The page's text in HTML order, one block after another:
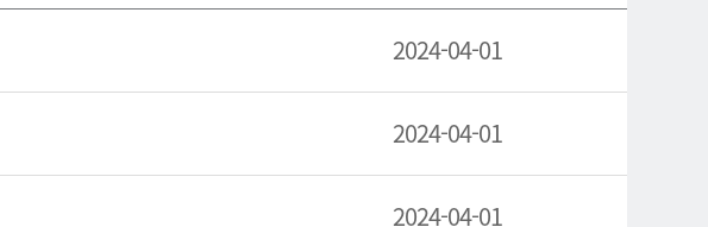
2024-04-01
2024-04-01
2024-04-01